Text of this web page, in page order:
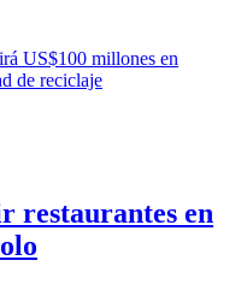
restaurantes en